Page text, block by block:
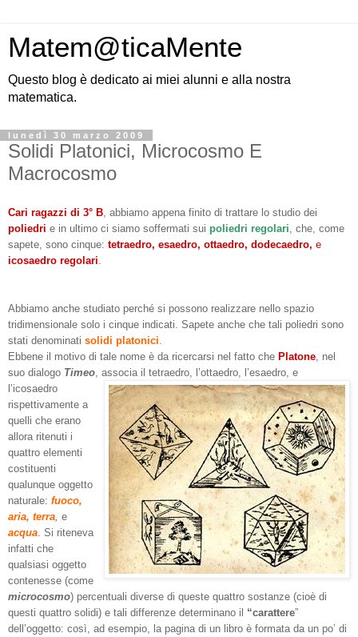
Matem@ticaMente
Questo blog è dedicato ai miei alunni e alla nostra
matematica.
lunedì 30 marzo 2009
Solidi Platonici, Microcosmo E
Macrocosmo
Cari ragazzi di 3° B , abbiamo appena finito di trattare lo studio dei
poliedri e in ultimo ci siamo soffermati sui poliedri regolari , che, come
sapete, sono cinque: tetraedro, esaedro, ottaedro, dodecaedro, e
icosaedro regolari
Abbiamo anche studiato perché si possono realizzare nello spazio
tridimensionale solo i cinque indicati. Sapete anche che tali poliedri sono
stati denominati solidi platonici
Ebbene il motivo di tale nome è da ricercarsi nel fatto che Platone , nel
suo dialogo Timeo , associa il tetraedro, l’ottaedro, l’esaedro, e
l’icosaedro
rispettivamente a
quelli che erano
allora ritenuti i
quattro elementi
costituenti
qualunque oggetto
naturale: fuoco,
aria, terra e
acqua . Si riteneva
infatti che
qualsiasi oggetto
contenesse (come
microcosmo) percentuali diverse di queste quattro sostanze (cioè di
questi quattro solidi) e tali differenze determinano il “carattere”
dell’oggetto: così, ad esempio, la pagina di un libro è formata da un po’ di